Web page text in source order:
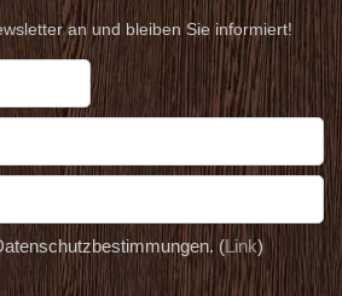
an und bleiben Sie informiert!
(Link)